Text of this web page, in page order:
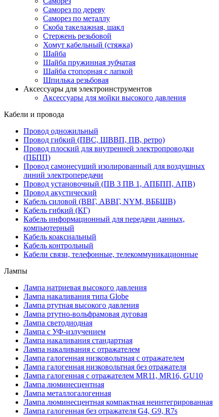
Саморез по дереву
Саморез по металлу
Скоба такелажная, шакл
Стержень резьбовой
Хомут кабельный (стяжка)
Шайба
Шайба пружинная зубчатая
Шайба стопорная с лапкой
Шпилька резьбовая
Аксессуары для электроинструментов
Аксессуары для мойки высокого давления
Кабели и провода
Провод одножильный
Провод гибкий (ПВС, ШВВП, ПВ, ретро)
Провод плоский для внутренней электропроводки
(ПБПП)
Провод самонесущий изолированный для воздушных
линий электропередачи
Провод установочный (ПВ 3 ПВ 1, АПБПП, АПВ)
Провод акустический
Кабель силовой (ВВГ, АВВГ, NYM, ВББШВ)
Кабель гибкий (КГ)
Кабель информационный для передачи данных,
компьютерный
Кабель коаксиальный
Кабель контрольный
Кабели связи, телефонные, телекоммуникационные
Лампы
Лампа натриевая высокого давления
Лампа накаливания типа Globe
Лампа ртутная высокого давления
Лампа ртутно-вольфрамовая дуговая
Лампа светодиодная
Лампа с УФ-излучением
Лампа накаливания стандартная
Лампа накаливания с отражателем
Лампа галогенная низковольтная с отражателем
Лампа галогенная низковольтная без отражателя
Лампа галогенная с отражателем MR11, MR16, GU10
Лампа люминесцентная
Лампа металлогалогенная
Лампа люминесцентная компактная неинтегрированная
Лампа галогенная без отражателя G4, G9, R7s